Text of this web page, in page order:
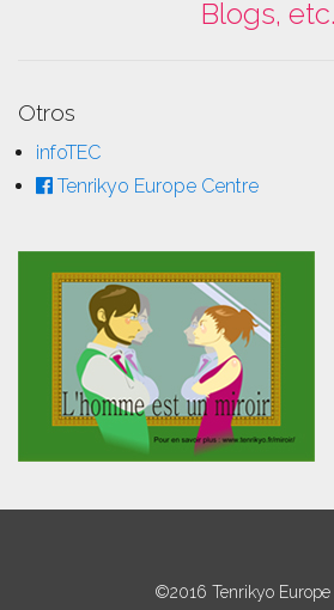
Blogs, etc.
Otros
infoTEC
Tenrikyo Europe Centre
©2016 Tenrikyo Europe